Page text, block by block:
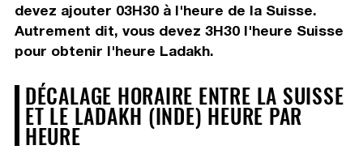
devez ajouter 03H30à l'heure de la Suisse.
Autrement dit, vous devez 3H30 l'heure Suisse
pour obtenir l'heure Ladakh.
DÉCALAGE HORAIRE ENTRE LA SUISSE
ET LE LADAKH (INDE) HEURE PAR
HEURE